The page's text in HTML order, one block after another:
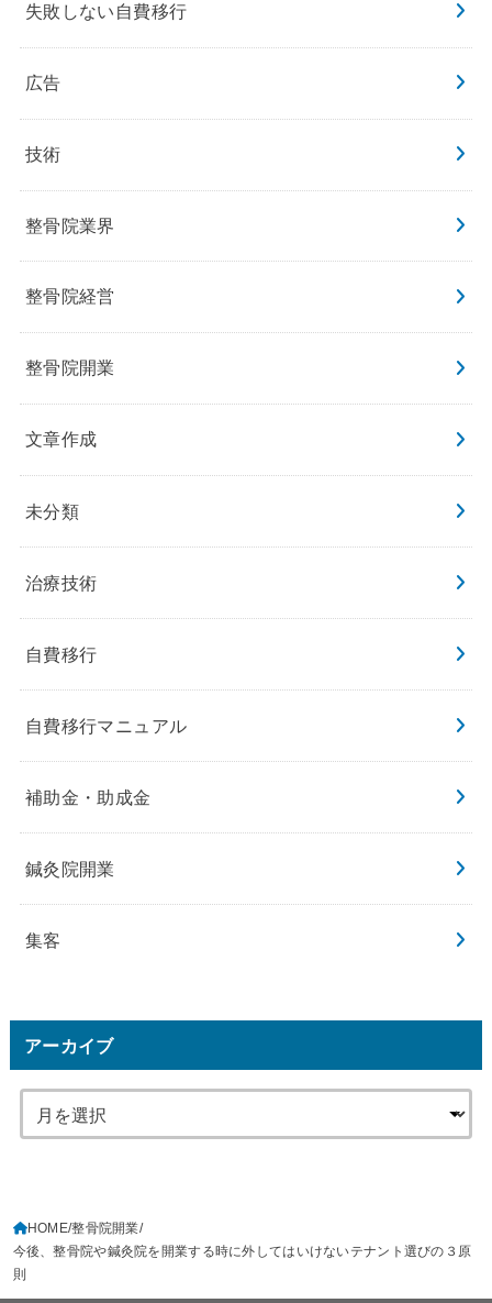
失敗しない自費移行
広告
技術
整骨院業界
整骨院経営
整骨院開業
文章作成
未分類
治療技術
自費移行
自費移行マニュアル
補助金・助成金
鍼灸院開業
集客
アーカイブ
HOME 整骨院開業
今後、整骨院や鍼灸院を開業する時に外してはいけないテナント選びの３原
則